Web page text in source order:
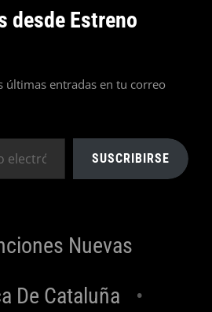
desde Estreno
últimas entradas en tu correo
SUSCRIBIRSE
Nuevas
De Cataluña